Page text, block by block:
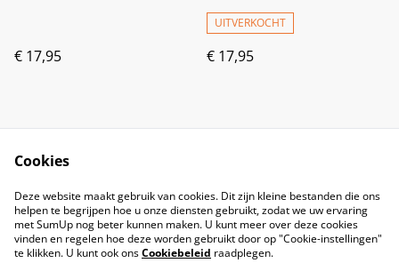
€ 17,95
UITVERKOCHT
€ 17,95
Cookies
Deze website maakt gebruik van cookies. Dit zijn kleine bestanden die ons
helpen te begrijpen hoe u onze diensten gebruikt, zodat we uw ervaring
met SumUp nog beter kunnen maken. U kunt meer over deze cookies
vinden en regelen hoe deze worden gebruikt door op "Cookie-instellingen"
te klikken. U kunt ook onsCookiebeleid raadplegen.